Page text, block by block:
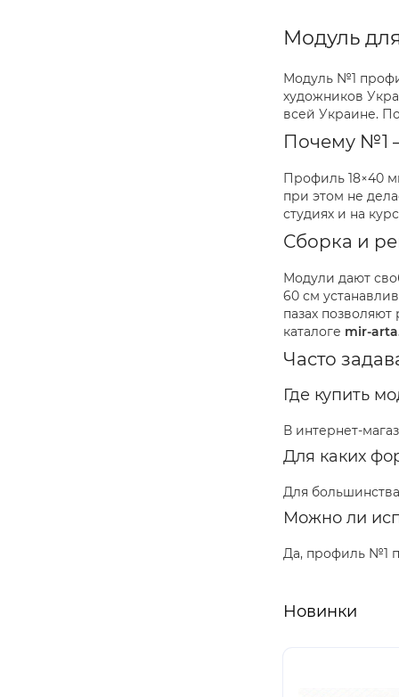
Модуль
Модуль №1
художников
всей Украине.
Почему №1
Профиль 18×40
при этом не
студиях и на
Сборка и
Модули дают
60 см
пазах
каталоге mir-
Часто
Где купить
В интернет-
Для каких
Для
Можно ли
Да, профиль №1
Новинки